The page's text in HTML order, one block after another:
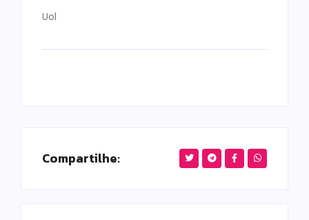
Uol
Compartilhe: